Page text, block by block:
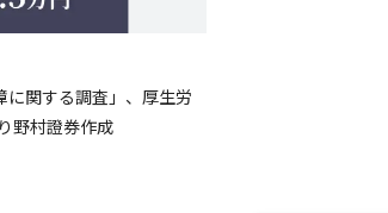
関する調査」、厚生労
野村證券作成